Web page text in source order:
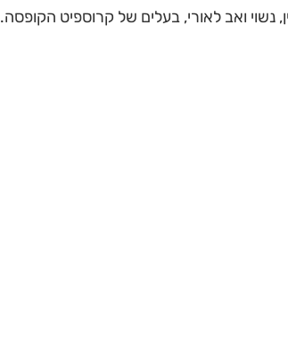
נשוי ואב לאורי, בעלים של קרוספיט הקופסה.